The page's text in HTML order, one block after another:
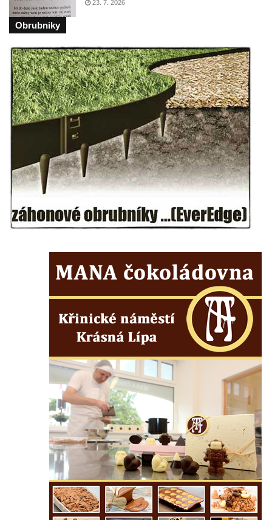
Pamětní deska Friedricha Egermanna na
domě čp. 101 v Novém Boru
Pamětní deska Václava Kliera na Tyršově
domě ve Vaníčkově ulici v Ústí nad Labem
Pamětní deska Vinzenze Ulbricha na domě
čp. 26 v Brné
Pamětní deska na rodném domě Jiřího
Koláře v Protivíně
Pamětní deska Johanna Christopha Kridela
na budově Café Henke v Rumburku
Pamětní deska Rudolfa Antona Fockeho na
Rumburku
kultury Střelnice v Rumburku
Pamětní deska Josefa Srba Debrnova na
hřbitově v Kralupech nad Vltavou
Pamětní deska Julia Loria na židovském
hřbitově v Českém Krumlově
Pamětní deska Ignaze Spiro na židovském
hřbitově v Českém Krumlově
Pamětní deska Františka Meixnera před
obecním úřadem v Prysku
Pamětní deska Carlu Franzi Ballemu na
domě čp. 437 v ulici Slovanka ve Cvikově
Pamětní deska Michala Třetiny na domě v
Ostruhové ulici čp. 62/1 v Mělníku
Pamětní deska povodně 2002 na kapli v
23. 7. 2026
Obrubniky